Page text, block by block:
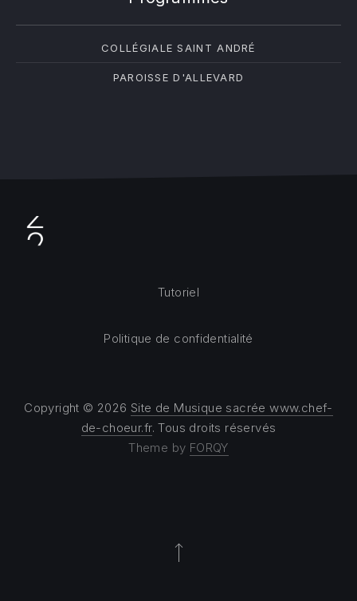
COLLÉGIALE SAINT ANDRÉ
PAROISSE D'ALLEVARD
Copyright © 2026 Site de Musique sacrée www.chef-
de-choeur.fr. Tous droits réservés
Theme by FORQY
Tutoriel
Politique de confidentialité
Back to Top